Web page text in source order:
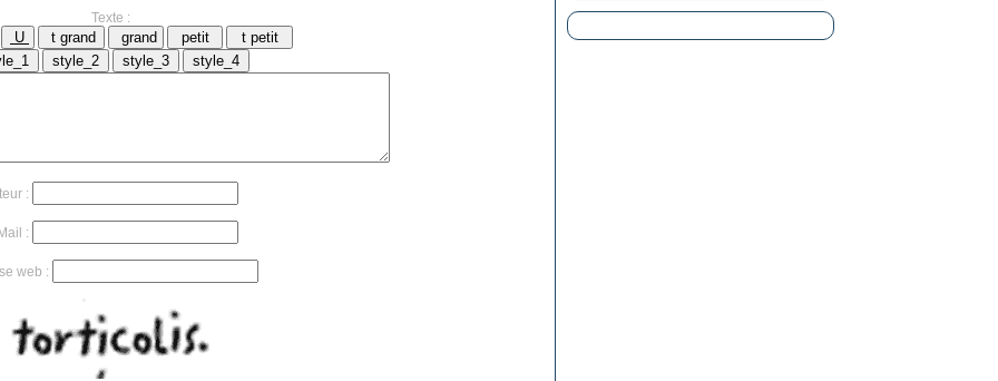
Texte :
:
:
web :